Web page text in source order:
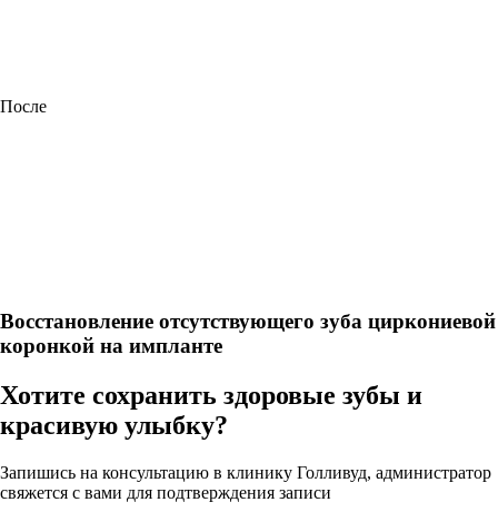
После
Восстановление отсутствующего зуба циркониевой
коронкой на импланте
Хотите сохранить здоровые зубы и
красивую улыбку?
Запишись на консультацию в клинику Голливуд, администратор
свяжется с вами для подтверждения записи